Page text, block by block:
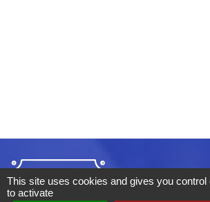
This site uses cookies and gives you
to activate